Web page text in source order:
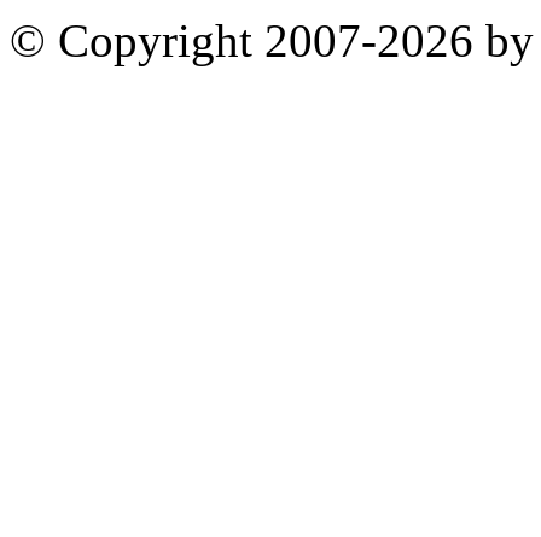
© Copyright 2007-2026 by